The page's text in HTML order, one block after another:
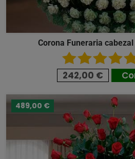
Corona Funeraria
242,00 €
489,00 €